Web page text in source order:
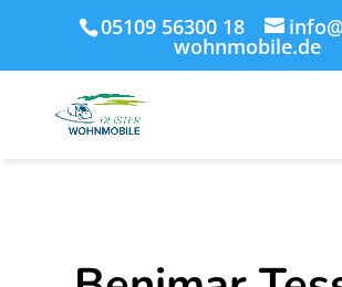
05109 56300 18
wohnmobile.de